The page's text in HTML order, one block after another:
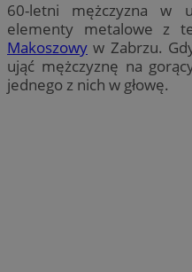
60-letni mężczyzna w
elementy metalowe z
Makoszowy w Zabrzu.
ująć mężczyznę na
jednego z nich w głowę.